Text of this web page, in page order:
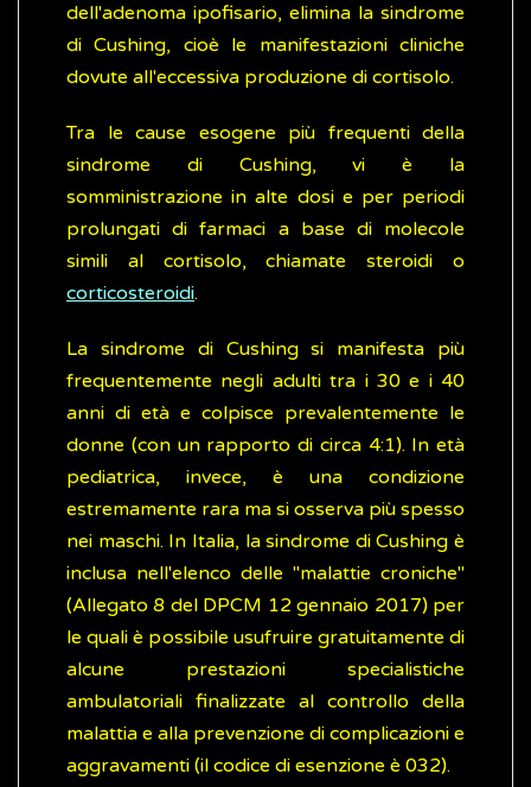
dell'adenoma ipofisario, elimina la sindrome
di Cushing, cioè le manifestazioni cliniche
dovute all'eccessiva produzione di cortisolo.
Tra le cause esogene più frequenti della
sindrome di Cushing, vi è la
somministrazione in alte dosi e per periodi
prolungati di farmaci a base di molecole
simili al cortisolo, chiamate steroidi o
corticosteroidi.
La sindrome di Cushing si manifesta più
frequentemente negli adulti tra i 30 e i 40
anni di età e colpisce prevalentemente le
donne (con un rapporto di circa 4:1). In età
pediatrica, invece, è una condizione
estremamente rara ma si osserva più spesso
nei maschi. In Italia, la sindrome di Cushing è
inclusa nell'elenco delle "malattie croniche"
(Allegato 8 del DPCM 12 gennaio 2017) per
le quali è possibile usufruire gratuitamente di
alcune prestazioni specialistiche
ambulatoriali finalizzate al controllo della
malattia e alla prevenzione di complicazioni e
aggravamenti (il codice di esenzione è 032).